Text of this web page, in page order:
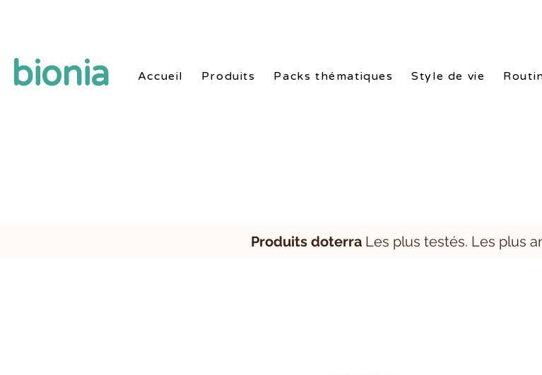
bionia Accueil Produits Packs thématiques Style de vie
Produits doterra Les plus testés. Les plus